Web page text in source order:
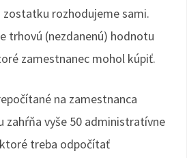
zostatku rozhodujeme sami.
trhovú (nezdanenú) hodnotu
zamestnanec mohol kúpiť.
na zamestnanca
zahŕňa vyše 50 administratívne
treba odpočítať